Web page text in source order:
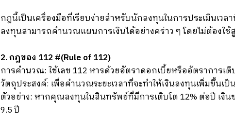
กฎนี้เป็นเครื่องมือที่เรียบง่ายสำหรับนักลงทุนในการประเมินเวล
ลงทุนสามารถคำนวณแผนการเงินได้อย่างคร่าว ๆ โดยไม่ต้อง
2. กฎของ 112 #(Rule of 112)
การคำนวณ: ใช้เลข 112 หารด้วยอัตราดอกเบี้ยหรืออัตราการเ
วัตถุประสงค์: เพื่อคำนวณระยะเวลาที่จะทำให้เงินลงทุนเพิ่มขึ้นเป็
ตัวอย่าง: หากคุณลงทุนในสินทรัพย์ที่มีการเติบโต 12% ต่อปี เงิ
9.5 ปี